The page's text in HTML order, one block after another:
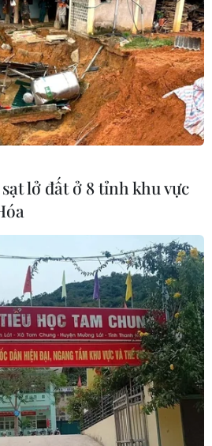
nặng 3,1kg cho bé sơ
các bác sỹ đã cắt trọn khối bướu
nhi 1 ngày tuổi; trọng lượng
trong khi trọng lượng của em
lở đất ở 8 tỉnh khu vực